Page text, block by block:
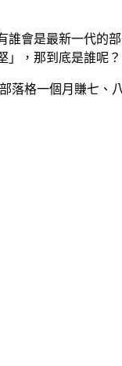
誰會是最新一代的
」，那到底是誰呢？
落格一個月賺七、